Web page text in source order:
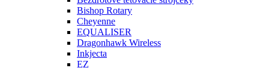
Bishop Rotary
Cheyenne
EQUALISER
Dragonhawk Wireless
Inkjecta
EZ